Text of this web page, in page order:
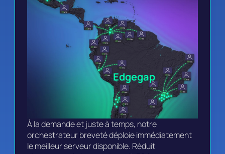
À la demande et juste à temps, notre
orchestrateur breveté déploie immédiatement
le meilleur serveur disponible. Réduit
Edgegap